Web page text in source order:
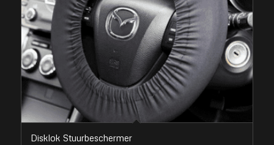
Disklok Stuurbeschermer